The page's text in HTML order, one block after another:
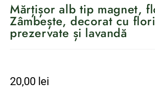
Mărțișor alb tip magnet,
Zâmbește, decorat cu flori
prezervate și lavandă
20,00 lei